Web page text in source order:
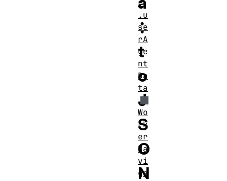
：
t
o
J
S
O
N
r
.u
se
rA
ge
nt
Da
ta
Wo
rk
er
Na
vi
ga